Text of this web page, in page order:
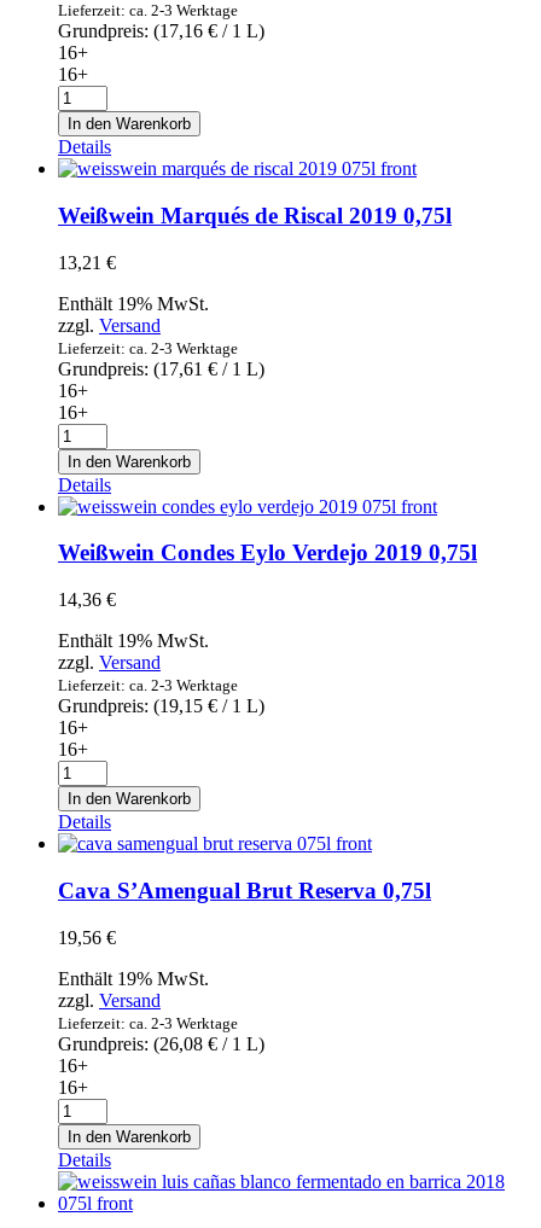
Lieferzeit: ca. 2-3 Werktage
Grundpreis: (17,16 € / 1 L)
16+
16+
Weißwein
Goru
el
Blanco
2019
0,75l
Menge
In den Warenkorb
Details
Weißwein Marqués de Riscal 2019 0,75l
13,21 €
Enthält 19% MwSt.
zzgl. Versand
Lieferzeit: ca. 2-3 Werktage
Grundpreis: (17,61 € / 1 L)
16+
16+
Weißwein
Marqués
de
Riscal
2019
0,75l
Menge
In den Warenkorb
Details
Weißwein Condes Eylo Verdejo 2019 0,75l
14,36 €
Enthält 19% MwSt.
zzgl. Versand
Lieferzeit: ca. 2-3 Werktage
Grundpreis: (19,15 € / 1 L)
16+
16+
Weißwein
Condes
Eylo
Verdejo
2019
0,75l
Menge
In den Warenkorb
Details
Cava S’Amengual Brut Reserva 0,75l
19,56 €
Enthält 19% MwSt.
zzgl. Versand
Lieferzeit: ca. 2-3 Werktage
Grundpreis: (26,08 € / 1 L)
16+
16+
Cava
S'Amengual
Brut
Reserva
0,75l
Menge
In den Warenkorb
Details